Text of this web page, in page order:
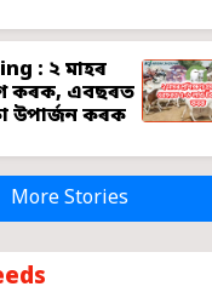
: ২ মাহৰ
কৰক, এবছৰত
উপাৰ্জন কৰক
More Stories